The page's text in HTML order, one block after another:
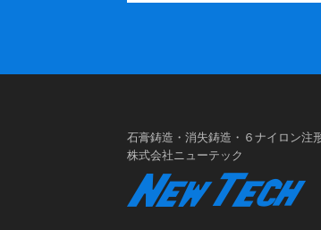
石膏鋳造・消失鋳造・６ナイロン注
株式会社ニューテック